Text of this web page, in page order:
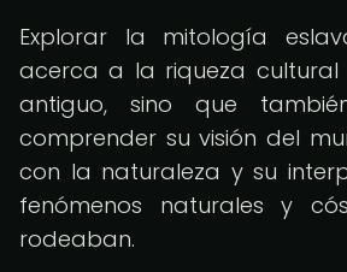
Explorar la mitología
acerca a la riqueza cultural
antiguo, sino que
comprender su visión del
con la naturaleza y su
fenómenos naturales y
rodeaban.